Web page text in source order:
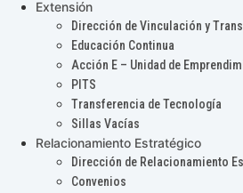
Extensión
Dirección de Vinculación y
Educación Continua
Acción E – Unidad de
PITS
Transferencia de Tecnología
Sillas Vacías
Relacionamiento Estratégico
Dirección de Relacionamiento
Convenios